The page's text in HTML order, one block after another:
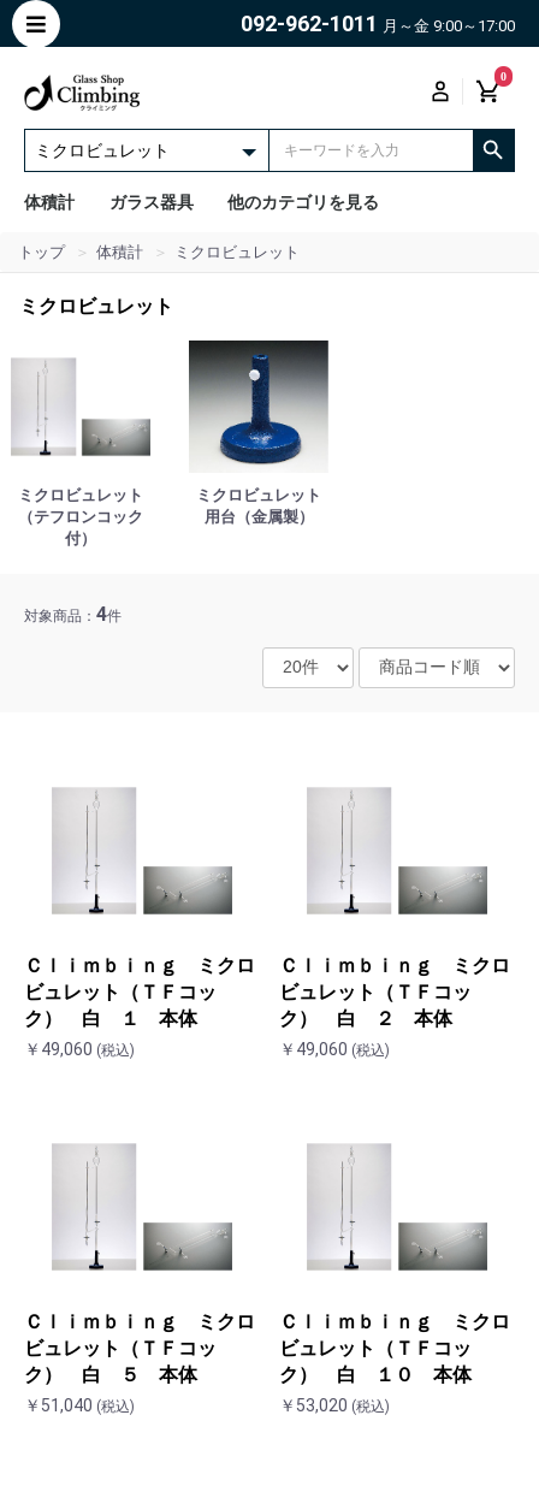
092-962-1011 月～金 9:00～17:00
0
体積計 ガラス器具 他のカテゴリを見る
トップ 体積計 ミクロビュレット
ミクロビュレット
ミクロビュレット
（テフロンコック
付）
ミクロビュレット
用台（金属製）
対象商品： 4件
Ｃｌｉｍｂｉｎｇ ミクロ
ビュレット（ＴＦコッ
ク） 白 １ 本体
￥49,060 (税込)
Ｃｌｉｍｂｉｎｇ ミクロ
ビュレット（ＴＦコッ
ク） 白 ２ 本体
￥49,060 (税込)
Ｃｌｉｍｂｉｎｇ ミクロ
ビュレット（ＴＦコッ
ク） 白 ５ 本体
￥51,040 (税込)
Ｃｌｉｍｂｉｎｇ ミクロ
ビュレット（ＴＦコッ
ク） 白 １０ 本体
￥53,020 (税込)
お買い物を続ける カートへ進む